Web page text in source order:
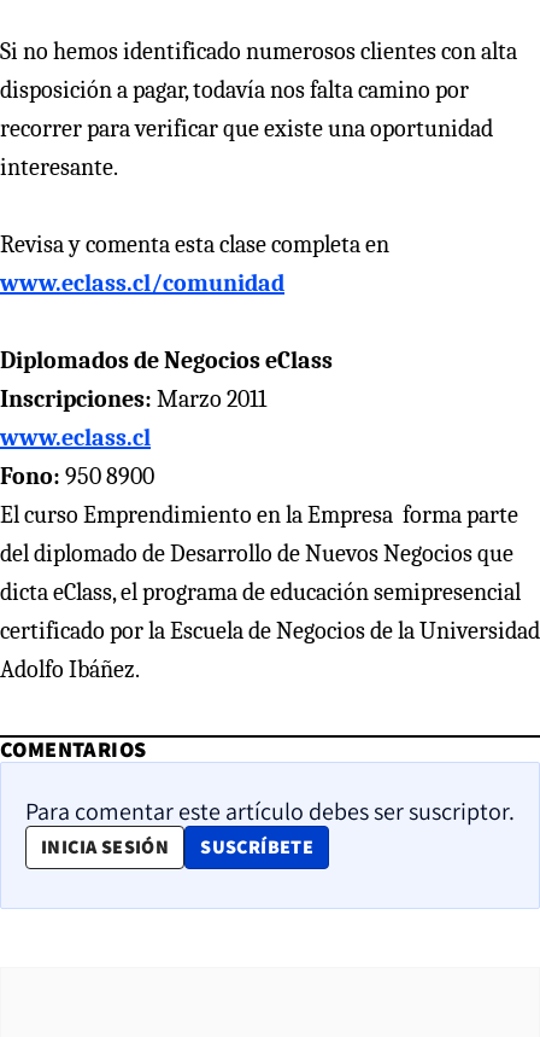
Si no hemos identificado numerosos clientes con alta
disposición a pagar, todavía nos falta camino por
recorrer para verificar que existe una oportunidad
interesante.
Revisa y comenta esta clase completa en
www.eclass.cl/comunidad
Diplomados de Negocios eClass
Inscripciones: Marzo 2011
www.eclass.cl
Fono: 950 8900
El curso Emprendimiento en la Empresa forma parte
del diplomado de Desarrollo de Nuevos Negocios que
dicta eClass, el programa de educación semipresencial
certificado por la Escuela de Negocios de la Universidad
Adolfo Ibáñez.
COMENTARIOS
Para comentar este artículo debes ser suscriptor.
INICIA SESIÓN SUSCRÍBETE
OPENS IN NEW WINDOW